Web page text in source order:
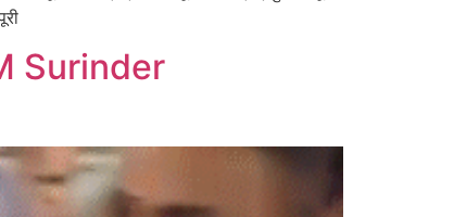
Surinder